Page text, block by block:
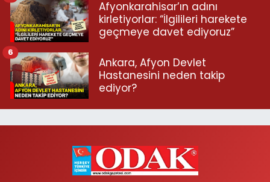
Afyonkarahisar’ın adını
kirletiyorlar: “İlgilileri harekete
geçmeye davet ediyoruz”
Ankara, Afyon Devlet
Hastanesini neden takip
ediyor?
6